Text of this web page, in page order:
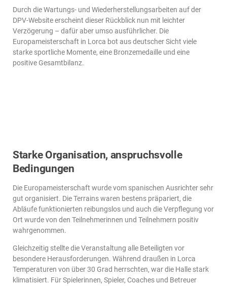
Durch die Wartungs- und Wiederherstellungsarbeiten auf der
DPV-Website erscheint dieser Rückblick nun mit leichter
Verzögerung – dafür aber umso ausführlicher. Die
Europameisterschaft in Lorca bot aus deutscher Sicht viele
starke sportliche Momente, eine Bronzemedaille und eine
positive Gesamtbilanz.
Starke Organisation, anspruchsvolle
Bedingungen
Die Europameisterschaft wurde vom spanischen Ausrichter sehr
gut organisiert. Die Terrains waren bestens präpariert, die
Abläufe funktionierten reibungslos und auch die Verpflegung vor
Ort wurde von den Teilnehmerinnen und Teilnehmern positiv
wahrgenommen.
Gleichzeitig stellte die Veranstaltung alle Beteiligten vor
besondere Herausforderungen. Während draußen in Lorca
Temperaturen von über 30 Grad herrschten, war die Halle stark
klimatisiert. Für Spielerinnen, Spieler, Coaches und Betreuer